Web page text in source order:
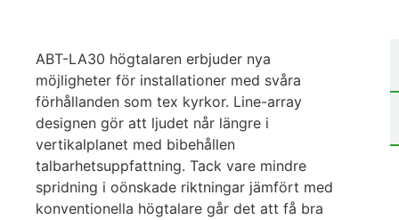
ABT-LA30 högtalaren erbjuder nya
möjligheter för installationer med svåra
förhållanden som tex kyrkor. Line-array
designen gör att ljudet når längre i
vertikalplanet med bibehållen
talbarhetsuppfattning. Tack vare mindre
spridning i oönskade riktningar jämfört med
konventionella högtalare går det att få bra